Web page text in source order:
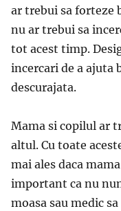
ar trebui sa forteze
nu ar trebui sa
tot acest timp.
incercari de a ajuta
descurajata.
Mama si copilul ar
altul. Cu toate
mai ales daca
important ca nu
moasa sau medic